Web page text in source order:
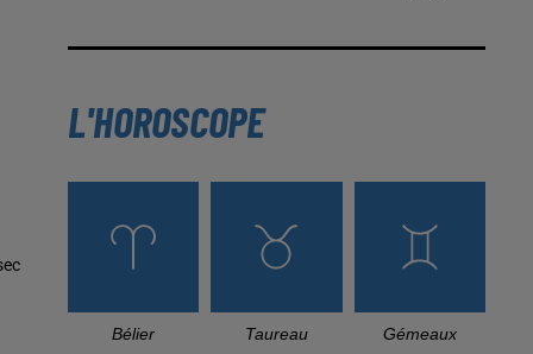
L'HOROSCOPE
Bélier Taureau Gémeaux